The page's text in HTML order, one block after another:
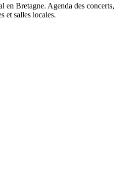
en Bretagne. Agenda des concerts,
et salles locales.